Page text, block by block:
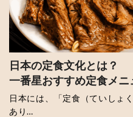
日本の定食文化とは？
一番星おすすめ定食メニ
日本には、「定食（ていしょ
あり…